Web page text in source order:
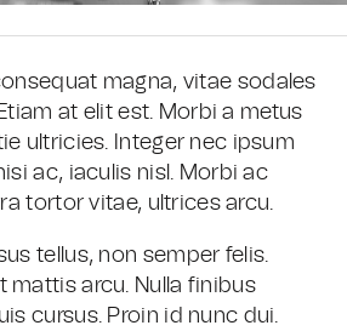
magna, vitae sodales
at elit est. Morbi a metus
ultricies. Integer nec ipsum
ac, iaculis nisl. Morbi ac
tortor vitae, ultrices arcu.
tellus, non semper felis.
mattis arcu. Nulla finibus
cursus. Proin id nunc dui.